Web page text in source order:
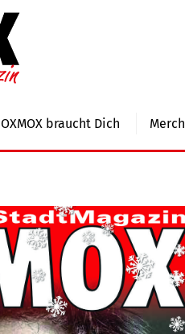
OXMOX braucht Dich Merch